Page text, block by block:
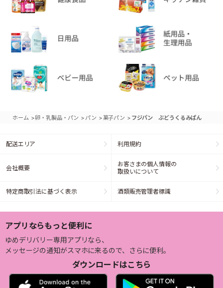
ホーム >卵・乳製品・パン > パン >菓子パン > フジパン ぶどうくるみぱん
配送エリア 利用規約
会社概要
お客さまの個人情報の
取扱いについて
特定商取引法に基づく表示 酒類販売管理者標識
アプリならもっと便利に
ゆめデリバリー専用アプリなら、
メッセージの通知がスマホに来るので、さらに便利。
ダウンロードはこちら